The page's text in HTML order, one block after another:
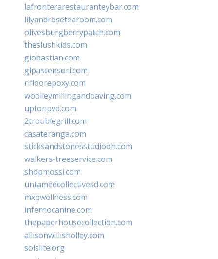
lafronterarestauranteybar.com
lilyandrosetearoom.com
olivesburgberrypatch.com
theslushkids.com
giobastian.com
glpascensori.com
rifloorepoxy.com
woolleymillingandpaving.com
uptonpvd.com
2troublegrill.com
casateranga.com
sticksandstonesstudiooh.com
walkers-treeservice.com
shopmossi.com
untamedcollectivesd.com
mxpwellness.com
infernocanine.com
thepaperhousecollection.com
allisonwillisholley.com
solslite.org